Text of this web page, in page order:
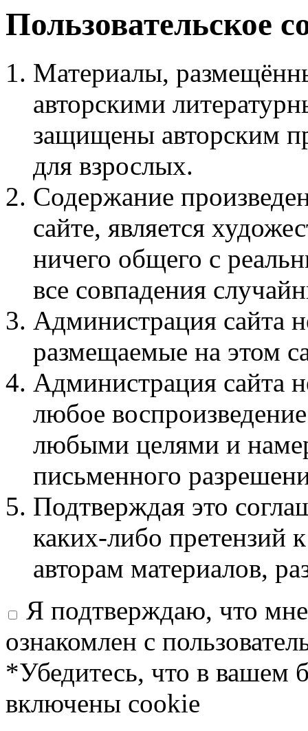
Пользовательское
Материалы,
авторскими
защищены авторским
для взрослых.
Содержание
сайте, является
ничего общего с
все совпадения
Администрация сайта
размещаемые на этом
Администрация сайта
любое
любыми целями и
письменного
Подтверждая это
каких-либо претензий
авторам материалов,
Я подтверждаю, что
ознакомлен с
*Убедитесь, что в вашем
включены cookie